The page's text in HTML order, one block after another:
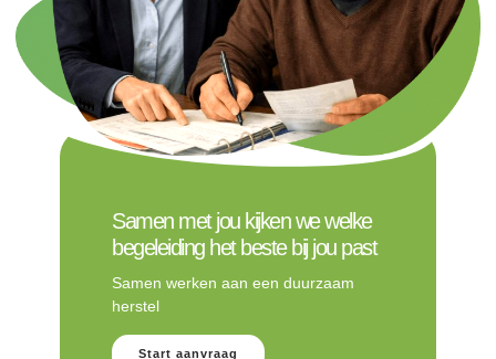
Samen met jou kijken we welke
begeleiding het beste bij jou past
Samen werken aan een duurzaam
herstel
Start aanvraag